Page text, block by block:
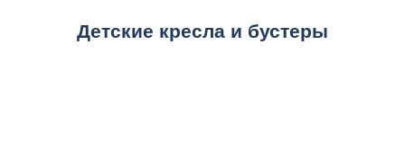
Детские кресла и бустеры